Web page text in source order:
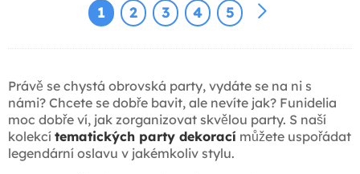
1 2 3 4 5
Právě se chystá obrovská party, vydáte se na ni s
námi? Chcete se dobře bavit, ale nevíte jak? Funidelia
moc dobře ví, jak zorganizovat skvělou party. S naší
kolekcí tematických party dekorací můžete uspořádat
legendární oslavu v jakémkoliv stylu.